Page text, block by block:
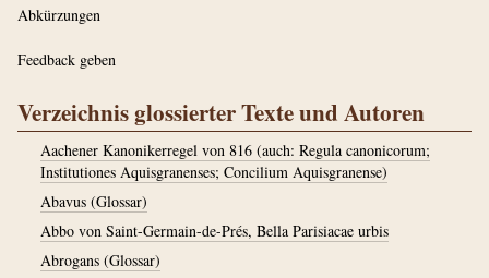
Abkürzungen
Feedback geben
Verzeichnis glossierter Texte und Autoren
Aachener Kanonikerregel von 816 (auch: Regula canonicorum;
Institutiones Aquisgranenses; Concilium Aquisgranense)
Abavus (Glossar)
Abbo von Saint-Germain-de-Prés, Bella Parisiacae urbis
Abrogans (Glossar)